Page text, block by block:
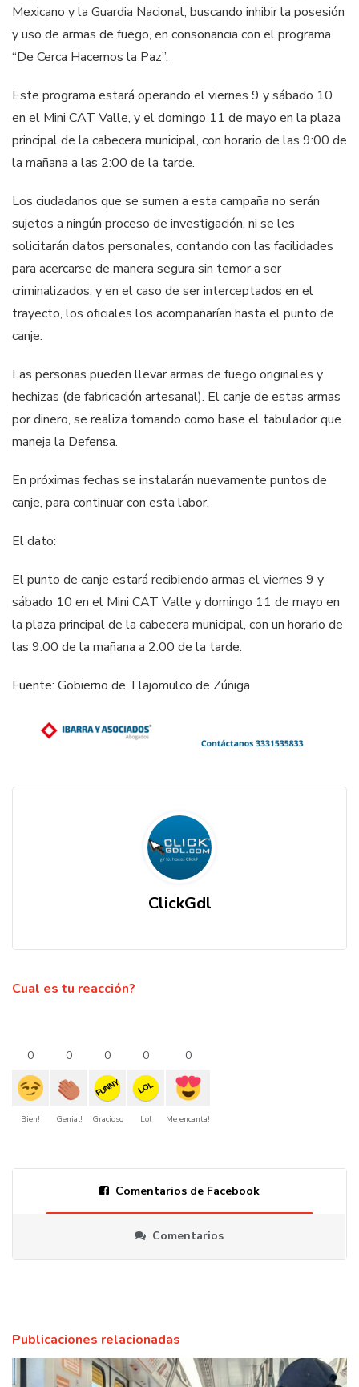
Mexicano y la Guardia Nacional, buscando inhibir la posesión
y uso de armas de fuego, en consonancia con el programa
“De Cerca Hacemos la Paz”.
Este programa estará operando el viernes 9 y sábado 10
en el Mini CAT Valle, y el domingo 11 de mayo en la plaza
principal de la cabecera municipal, con horario de las 9:00 de
la mañana a las 2:00 de la tarde.
Los ciudadanos que se sumen a esta campaña no serán
sujetos a ningún proceso de investigación, ni se les
solicitarán datos personales, contando con las facilidades
para acercarse de manera segura sin temor a ser
criminalizados, y en el caso de ser interceptados en el
trayecto, los oficiales los acompañarían hasta el punto de
canje.
Las personas pueden llevar armas de fuego originales y
hechizas (de fabricación artesanal). El canje de estas armas
por dinero, se realiza tomando como base el tabulador que
maneja la Defensa.
En próximas fechas se instalarán nuevamente puntos de
canje, para continuar con esta labor.
El dato:
El punto de canje estará recibiendo armas el viernes 9 y
sábado 10 en el Mini CAT Valle y domingo 11 de mayo en
la plaza principal de la cabecera municipal, con un horario de
las 9:00 de la mañana a 2:00 de la tarde.
Fuente: Gobierno de Tlajomulco de Zúñiga
ClickGdl
Cual es tu reacción?
0
Bien!
0
Genial!
0
FUNNY
Gracioso
0
LOL
Lol
0
Me encanta!
Comentarios de Facebook
Comentarios
Publicaciones relacionadas